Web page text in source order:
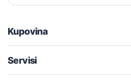
Kupovina
Servisi